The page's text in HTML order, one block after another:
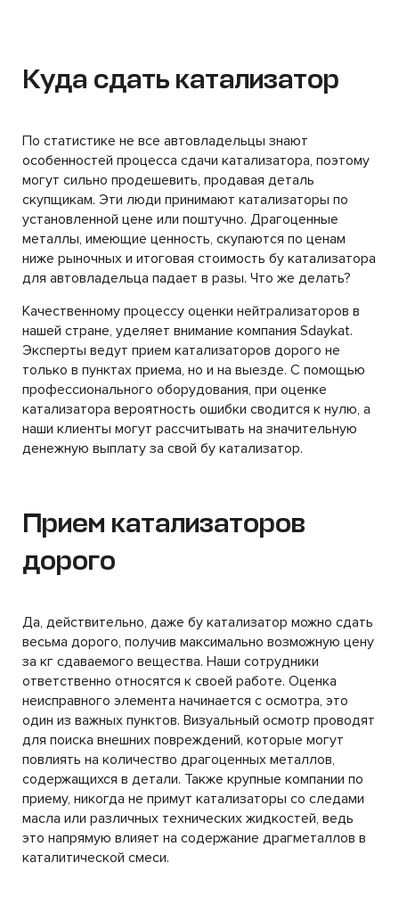
Куда сдать катализатор
По статистике не все автовладельцы знают
особенностей процесса сдачи катализатора, поэтому
могут сильно продешевить, продавая деталь
скупщикам. Эти люди принимают катализаторы по
установленной цене или поштучно. Драгоценные
металлы, имеющие ценность, скупаются по ценам
ниже рыночных и итоговая стоимость бу катализатора
для автовладельца падает в разы. Что же делать?
Качественному процессу оценки нейтрализаторов в
нашей стране, уделяет внимание компания Sdaykat.
Эксперты ведут прием катализаторов дорого не
только в пунктах приема, но и на выезде. С помощью
профессионального оборудования, при оценке
катализатора вероятность ошибки сводится к нулю, а
наши клиенты могут рассчитывать на значительную
денежную выплату за свой бу катализатор.
Прием катализаторов
дорого
Да, действительно, даже бу катализатор можно сдать
весьма дорого, получив максимально возможную цену
за кг сдаваемого вещества. Наши сотрудники
ответственно относятся к своей работе. Оценка
неисправного элемента начинается с осмотра, это
один из важных пунктов. Визуальный осмотр проводят
для поиска внешних повреждений, которые могут
повлиять на количество драгоценных металлов,
содержащихся в детали. Также крупные компании по
приему, никогда не примут катализаторы со следами
масла или различных технических жидкостей, ведь
это напрямую влияет на содержание драгметаллов в
каталитической смеси.